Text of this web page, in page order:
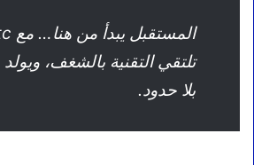
تلتقي التقنية بالشغف،
بلا حدود.